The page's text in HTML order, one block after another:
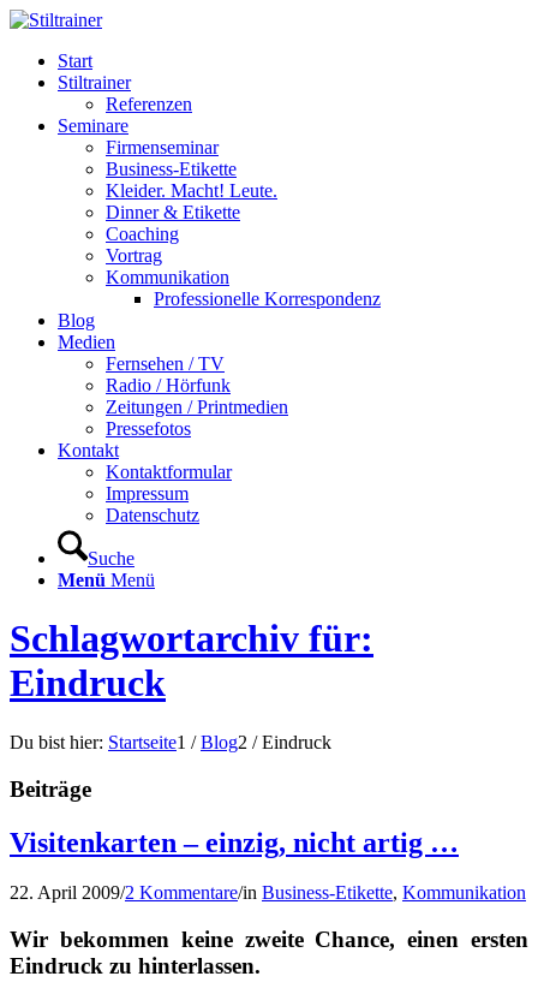
Start
Stiltrainer
Referenzen
Seminare
Firmenseminar
Business-Etikette
Kleider. Macht! Leute.
Dinner & Etikette
Coaching
Vortrag
Kommunikation
Professionelle Korrespondenz
Blog
Medien
Fernsehen / TV
Radio / Hörfunk
Zeitungen / Printmedien
Pressefotos
Kontakt
Kontaktformular
Impressum
Datenschutz
Suche
Menü Menü
Schlagwortarchiv für:
Eindruck
Du bist hier: Startseite1 / Blog2 / Eindruck
Beiträge
Visitenkarten – einzig, nicht artig …
22. April 2009/2 Kommentare/in Business-Etikette, Kommunikation
Wir bekommen keine zweite Chance, einen ersten
Eindruck zu hinterlassen.